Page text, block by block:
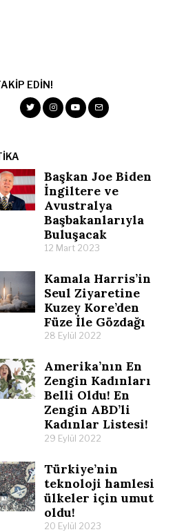
EDIN!
Başkan Joe Biden
İngiltere ve
Avustralya
Başbakanlarıyla
Buluşacak
12 Mart 2023
Kamala Harris’in
Seul Ziyaretine
Kuzey Kore’den
Füze İle Gözdağı
28 Eylül 2022
Amerika’nın En
Zengin Kadınları
Belli Oldu! En
Zengin ABD’li
Kadınlar Listesi!
29 Eylül 2022
Türkiye’nin
teknoloji hamlesi
ülkeler için umut
oldu!
20 Eylül 2023